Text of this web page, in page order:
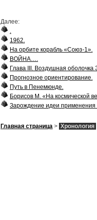
Далее:
.
1962.
На орбите корабль «Союз-1».
ВОЙНА….
Глава III. Воздушная оболочка
Прогнозное ориентирование.
Путь в Пенемюнде.
Борисов М. «На космической
Зарождение идеи
Главная страница > Хронология